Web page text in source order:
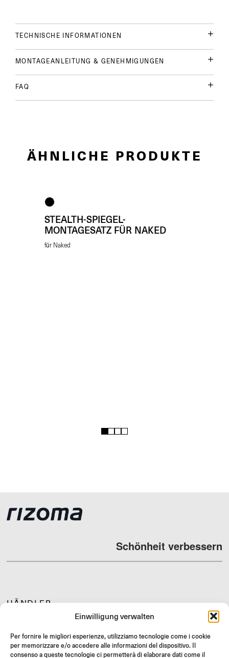
Einwilligung verwalten
Per fornire le migliori esperienze, utilizziamo tecnologie come i cookie
per memorizzare e/o accedere alle informazioni del dispositivo. Il
consenso a queste tecnologie ci permetterà di elaborare dati come il
TECHNISCHE INFORMATIONEN
MONTAGEANLEITUNG & GENEHMIGUNGEN
FAQ
ÄHNLICHE PRODUKTE
STEALTH-SPIEGEL-
MONTAGESATZ FÜR NAKED
für Naked
1 2 3 4
Schönheit verbessern
HÄNDLER
SUPPORT & FAQ
RÜCKGABE
MONTAGEANLEITUNG